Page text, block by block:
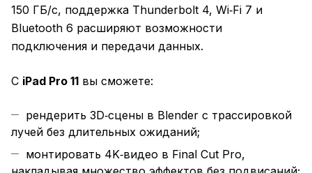
150 ГБ/с, поддержка Thunderbolt 4, Wi‑Fi 7 и
Bluetooth 6 расширяют возможности
подключения и передачи данных.
С iPad Pro 11 вы сможете:
рендерить 3D‑сцены в Blender с трассировкой
лучей без длительных ожиданий;
монтировать 4K‑видео в Final Cut Pro,